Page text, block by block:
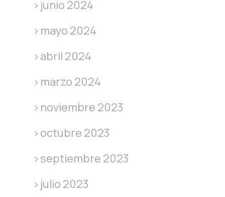
junio 2024
mayo 2024
abril 2024
marzo 2024
noviembre 2023
octubre 2023
septiembre 2023
julio 2023